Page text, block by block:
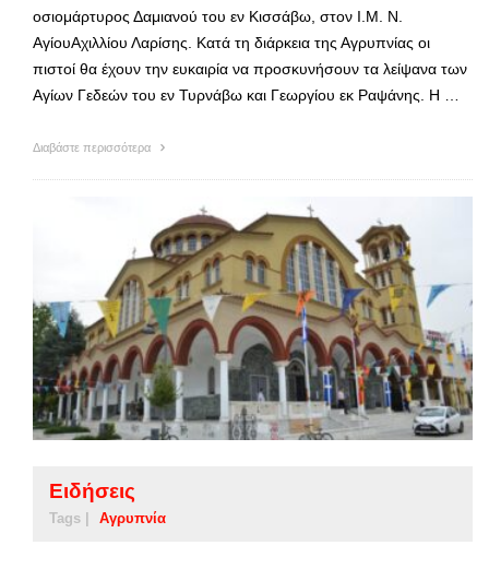
οσιομάρτυρος Δαμιανού του εν Κισσάβω, στον Ι.Μ. Ν.
ΑγίουΑχιλλίου Λαρίσης. Κατά τη διάρκεια της Αγρυπνίας οι
πιστοί θα έχουν την ευκαιρία να προσκυνήσουν τα λείψανα των
Αγίων Γεδεών του εν Τυρνάβω και Γεωργίου εκ Ραψάνης. Η …
Διαβάστε περισσότερα
Ειδήσεις
Tags | Αγρυπνία